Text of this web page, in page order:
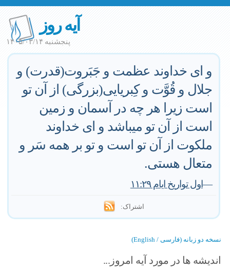
آیه روز
پنجشنبه ۱۴۰۵/۰۳/۱۴
و ای خداوند عظمت و جَبَروت(قدرت) و
جلال و قُوَّت و کِبریایی(بزرگی) از آن تو
است زیرا هر چه در آسمان و زمین
است از آن تو میباشد و ای خداوند
ملکوت از آن تو است و تو بر همه سَر و
متعال هستی.
—اول تواریخ ایام ۱۱:۲۹
اشتراک:
نسخه دو زبانه (فارسی / English)
اندیشه ها در مورد آیه امروز...